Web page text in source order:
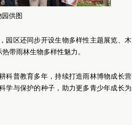
供图
园区还同步开设生物多样性主题展览、木
带雨林生物多样性魅力。
科普教育多年，持续打造雨林博物成长营
学与保护的种子，助力更多青少年成长为